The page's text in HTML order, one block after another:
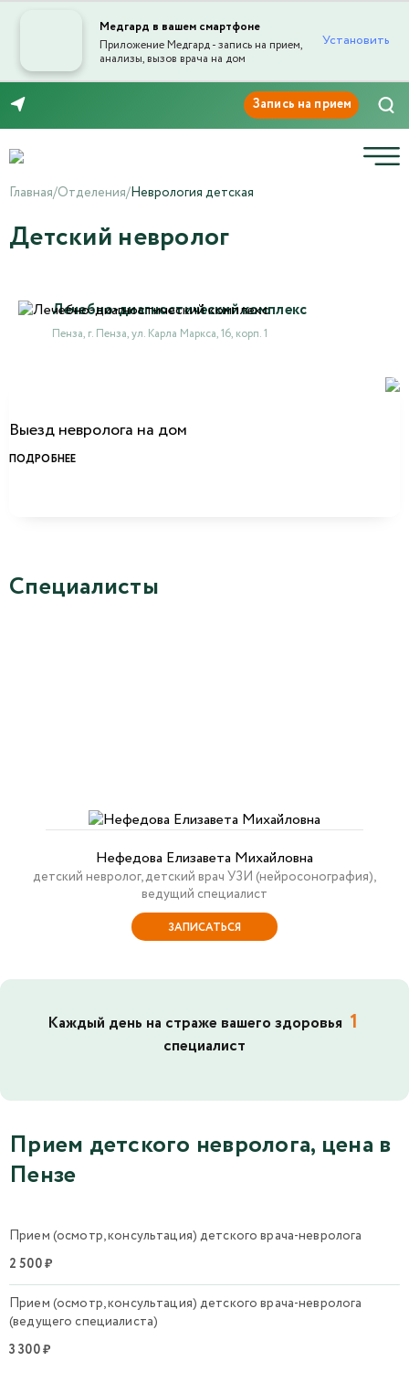
Медгард в вашем смартфоне
Приложение Медгард - запись на прием,
анализы, вызов врача на дом
Установить
Главная/Отделения/Неврология детская
Детский невролог
Лечебно-диагностический комплекс
Пенза, г. Пенза, ул. Карла Маркса, 16, корп. 1
Выезд невролога на дом
ПОДРОБНЕЕ
Специалисты
Нефедова Елизавета Михайловна
детский невролог, детский врач УЗИ (нейросонография),
ведущий специалист
ЗАПИСАТЬСЯ
Каждый день на страже вашего здоровья 1
специалист
Прием детского невролога, цена в
Пензе
Прием (осмотр, консультация) детского врача-невролога
2 500 ₽
Прием (осмотр, консультация) детского врача-невролога
(ведущего специалиста)
3 300 ₽